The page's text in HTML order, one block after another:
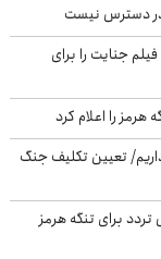
در دسترس نیست
جنایت را برای
را اعلام کرد
تعیین تکلیف جنگ
برای تنگه هرمز